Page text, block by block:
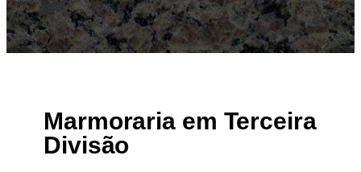
Marmoraria em Terceira
Divisão